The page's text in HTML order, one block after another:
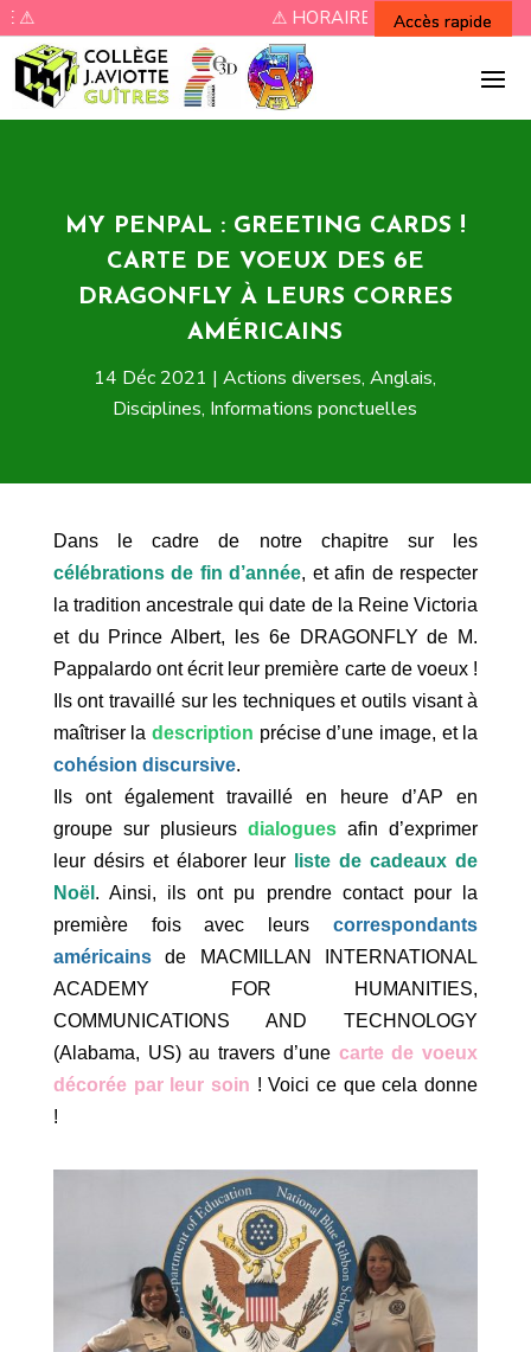
⚠ HORAIRES RENTREE ⚠
MY PENPAL : GREETING CARDS !
CARTE DE VOEUX DES 6E
DRAGONFLY À LEURS CORRES
AMÉRICAINS
14 Déc 2021 |Actions diverses,Anglais,
Disciplines, Informations ponctuelles
Dans le cadre de notre chapitre sur les
célébrations de fin d’année, et afin de respecter
la tradition ancestrale qui date de la Reine Victoria
et du Prince Albert, les 6e DRAGONFLY de M.
Pappalardo ont écrit leur première carte de voeux !
Ils ont travaillé sur les techniques et outils visant à
maîtriser ladescription précise d’une image, et la
cohésion discursive.
Ils ont également travaillé en heure d’AP en
groupe sur plusieursdialogues afin d’exprimer
leur désirs et élaborer leur
liste de cadeaux de
Noël . Ainsi, ils ont pu prendre contact pour la
première fois avec leurscorrespondants
américainsde MACMILLAN INTERNATIONAL
ACADEMY FOR HUMANITIES,
COMMUNICATIONS AND TECHNOLOGY
(Alabama, US) au travers d’une carte de voeux
décorée par leur soin ! Voici ce que cela donne
!